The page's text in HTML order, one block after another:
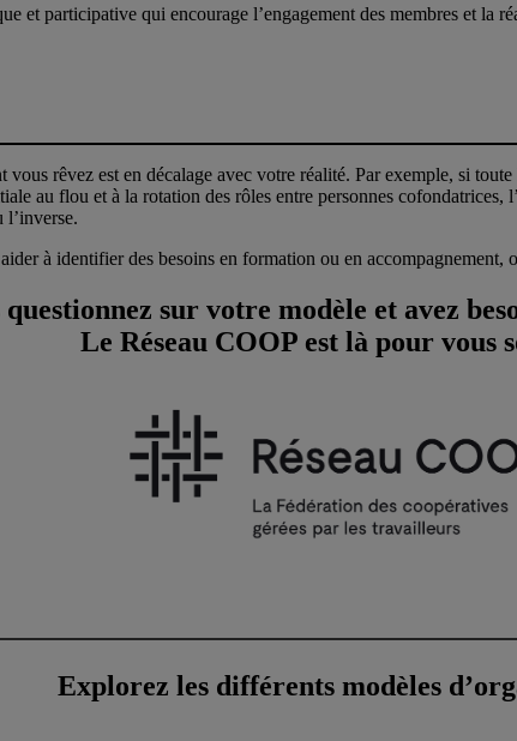
et participative qui encourage l’engagement des membres et la
rêvez est en décalage avec votre réalité. Par exemple, si
au flou et à la rotation des rôles entre personnes cofondatrices,
l’inverse.
à identifier des besoins en formation ou en accompagnement,
questionnez sur votre modèle et avez
Le Réseau COOP est là pour vous
Explorez les différents modèles